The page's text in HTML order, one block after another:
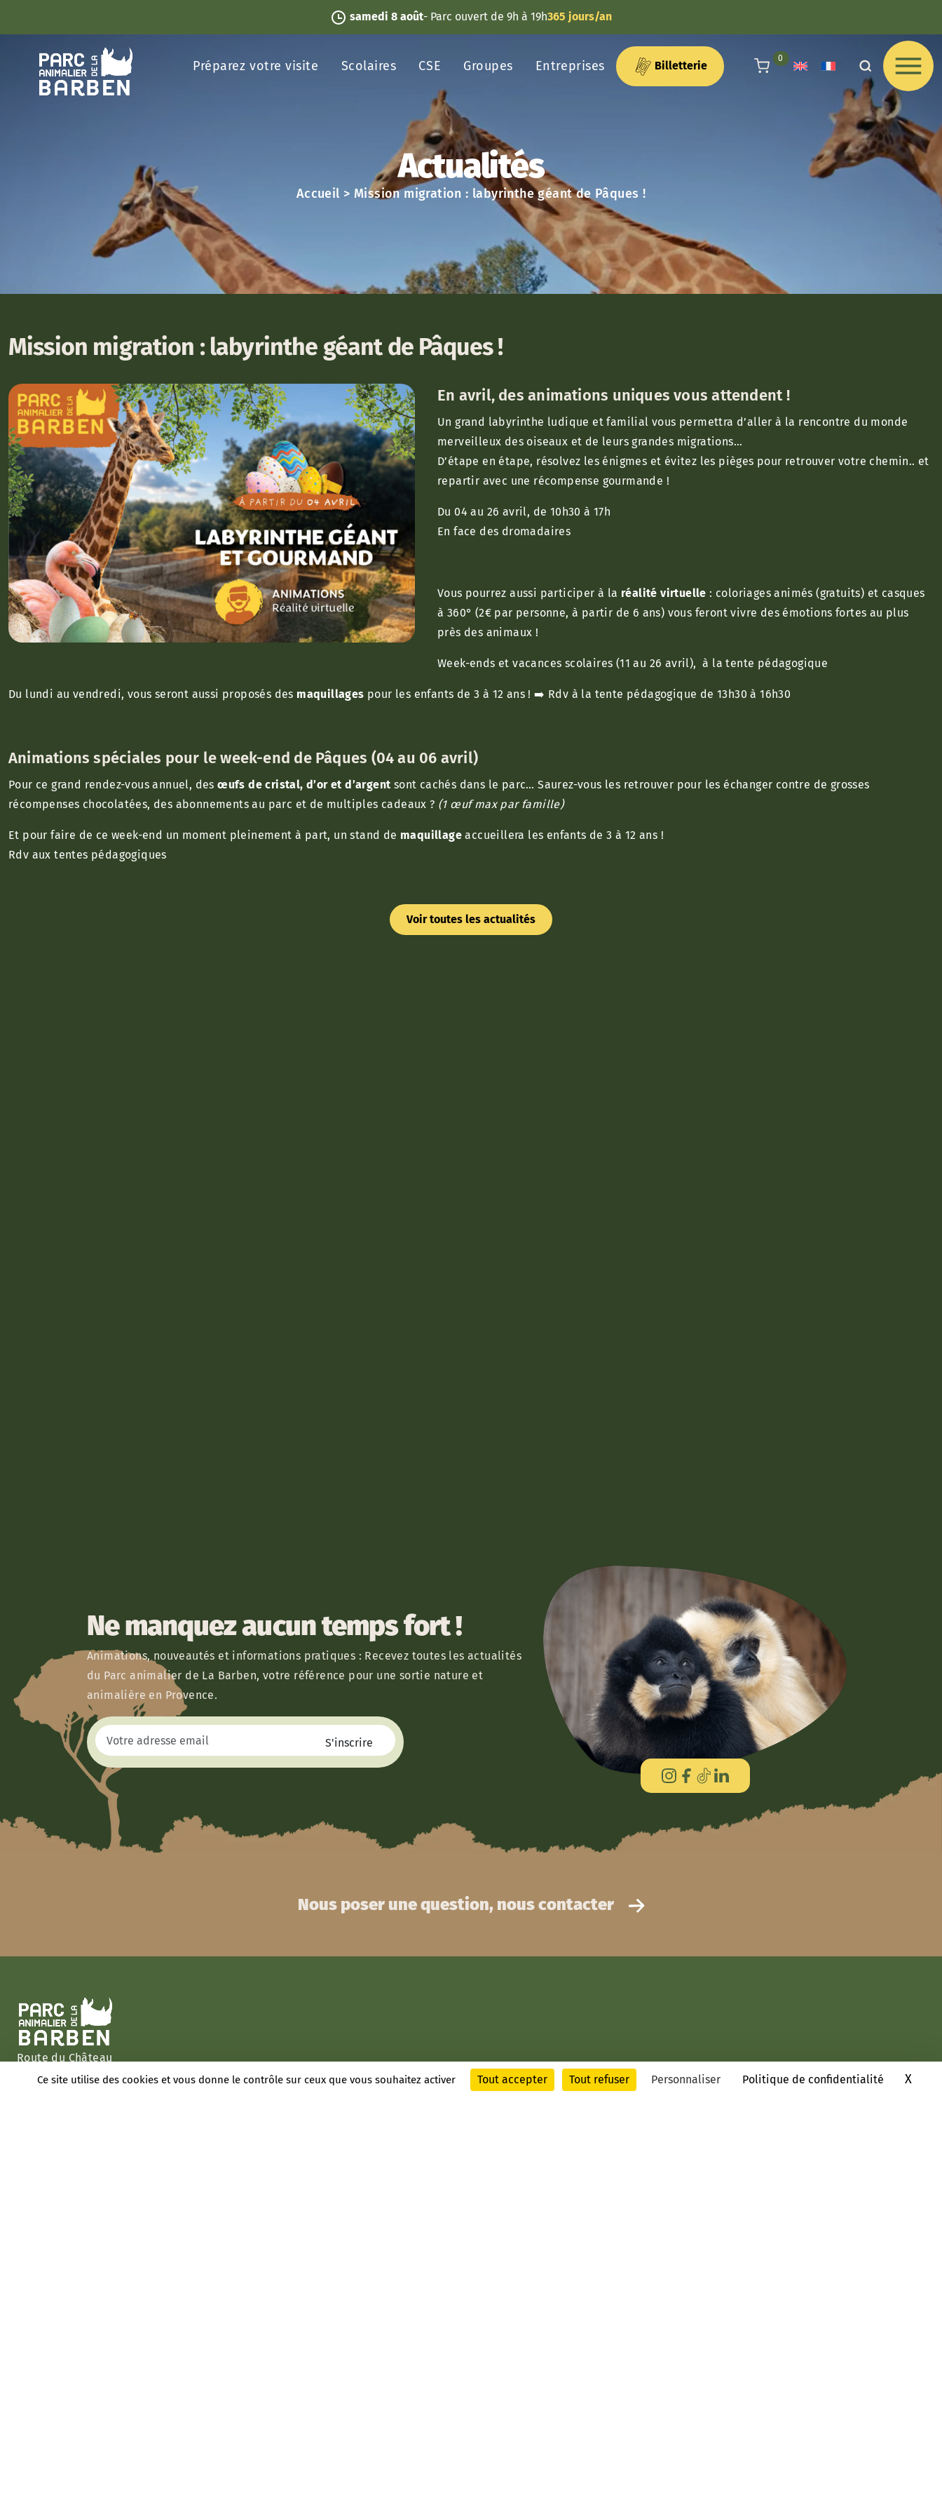
Ce site utilise des cookies et vous donne le contrôle sur ceux que vous souhaitez activer Tout accepter Tout refuser Personnaliser Politique de confidentialité X
samedi 8 août- Parc ouvert de 9h à 19h365 jours/an
Préparez votre visite Scolaires CSE Groupes Entreprises Billetterie
0 articles au panier
Actualités
Accueil > Mission migration : labyrinthe géant de Pâques !
Mission migration : labyrinthe géant de Pâques !
En avril, des animations uniques vous attendent !
Un grand labyrinthe ludique et familial vous permettra d’aller à la rencontre du monde
merveilleux des oiseaux et de leurs grandes migrations…
D’étape en étape, résolvez les énigmes et évitez les pièges pour retrouver votre chemin.. et
repartir avec une récompense gourmande !
Du 04 au 26 avril, de 10h30 à 17h
En face des dromadaires
Vous pourrez aussi participer à la réalité virtuelle : coloriages animés (gratuits) et casques
à 360° (2€ par personne, à partir de 6 ans) vous feront vivre des émotions fortes au plus
près des animaux !
Week-ends et vacances scolaires (11 au 26 avril), à la tente pédagogique
Du lundi au vendredi, vous seront aussi proposés des maquillages pour les enfants de 3 à 12 ans !➡️ Rdv à la tente pédagogique de 13h30 à 16h30
Animations spéciales pour le week-end de Pâques (04 au 06 avril)
Pour ce grand rendez-vous annuel, desœufs de cristal, d’or et d’argent sont cachés dans le parc… Saurez-vous les retrouver pour les échanger contre de grosses
récompenses chocolatées, des abonnements au parc et de multiples cadeaux ? (1 œuf max par famille)
Et pour faire de ce week-end un moment pleinement à part, un stand de maquillage accueillera les enfants de 3 à 12 ans !
Rdv aux tentes pédagogiques
Voir toutes les actualités
Ne manquez aucun temps fort !
Animations, nouveautés et informations pratiques : Recevez toutes les actualités
du Parc animalier de La Barben, votre référence pour une sortie nature et
animalière en Provence.
Nous poser une question, nous contacter
Route du Château
13330 La Barben